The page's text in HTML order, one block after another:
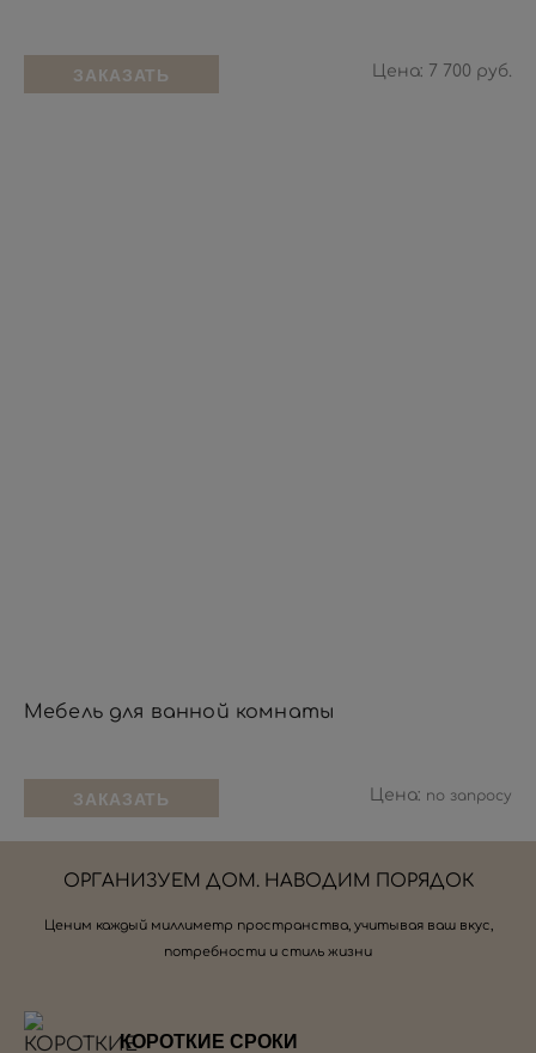
ЗАКАЗАТЬ Цена: 7 700 руб.
Мебель для ванной комнаты
ЗАКАЗАТЬ Цена: по запросу
ОРГАНИЗУЕМ ДОМ. НАВОДИМ ПОРЯДОК
Ценим каждый миллиметр пространства, учитывая ваш вкус,
потребности и стиль жизни
КОРОТКИЕ СРОКИ